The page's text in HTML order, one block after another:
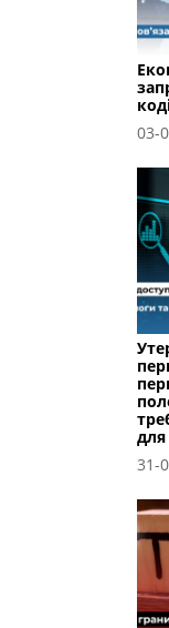
03-
для
31-